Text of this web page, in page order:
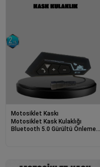
Motosiklet Kaskı
Motosiklet Kask Kulaklığı
Bluetooth 5.0 Gürültü Önleme